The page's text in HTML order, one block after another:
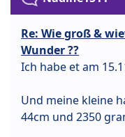
Re: Wie groß &
Wunder ??
Ich habe et am
Und meine kleine
44cm und 2350